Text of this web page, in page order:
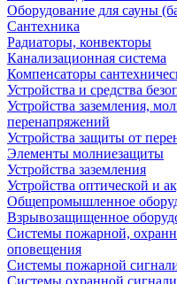
Оборудование для сауны
Сантехника
Радиаторы, конвекторы
Канализационная система
Компенсаторы
Устройства и средства
Устройства заземления,
перенапряжений
Устройства защиты от
Элементы молниезащиты
Устройства заземления
Устройства оптической и
Общепромышленное
Взрывозащищенное
Системы пожарной,
оповещения
Системы пожарной
Системы охранной